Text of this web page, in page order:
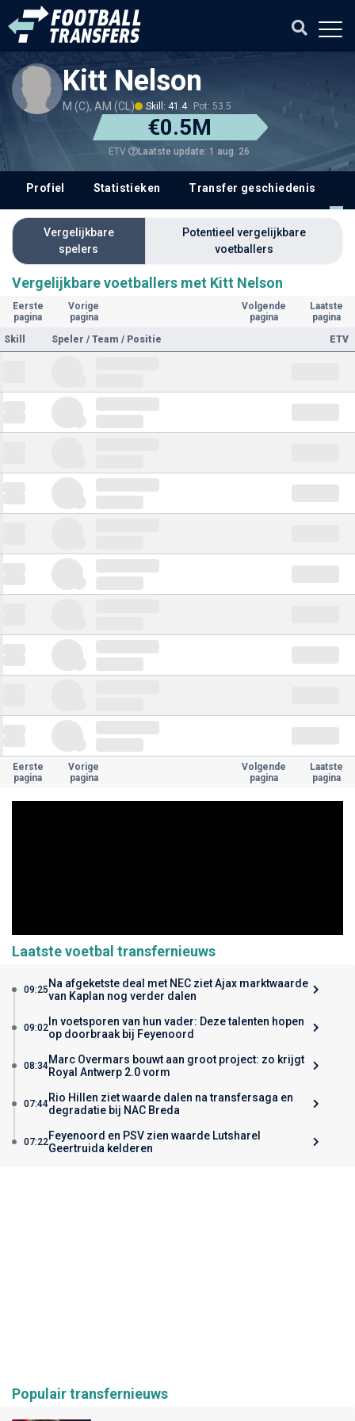
Kitt Nelson
M (C), AM (CL) Skill: 41.4 Pot: 53.5
€0.5M
ETV Laatste update: 1 aug. 26
Profiel Statistieken Transfer geschiedenis
Vergelijkbare
spelers
Potentieel vergelijkbare
voetballers
Vergelijkbare voetballers met Kitt Nelson
Eerste
pagina
Vorige
pagina
Volgende
pagina
Laatste
pagina
Skill
Speler / Team / Positie ETV
Eerste
pagina
Vorige
pagina
Volgende
pagina
Laatste
pagina
Laatste voetbal transfernieuws
09:25 Na afgeketste deal met NEC ziet Ajax marktwaarde
van Kaplan nog verder dalen
09:02 In voetsporen van hun vader: Deze talenten hopen
op doorbraak bij Feyenoord
08:34Marc Overmars bouwt aan groot project: zo krijgt
Royal Antwerp 2.0 vorm
07:44Rio Hillen ziet waarde dalen na transfersaga en
degradatie bij NAC Breda
07:22Feyenoord en PSV zien waarde Lutsharel
Geertruida kelderen
Populair transfernieuws